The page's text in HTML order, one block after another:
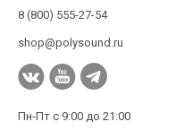
8 (800) 555-27-54
shop@polysound.ru
Пн-Пт с 9:00 до 21:00